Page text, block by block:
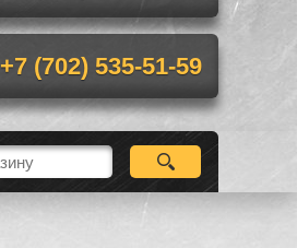
+7 (702) 535-51-59